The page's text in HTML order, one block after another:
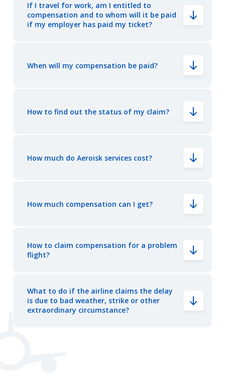
If I travel for work, am I entitled to
compensation and to whom will it be paid
if my employer has paid my ticket?
When will my compensation be paid?
How to find out the status of my claim?
How much do Aeroisk services cost?
How much compensation can I get?
How to claim compensation for a problem
flight?
What to do if the airline claims the delay
is due to bad weather, strike or other
extraordinary circumstance?